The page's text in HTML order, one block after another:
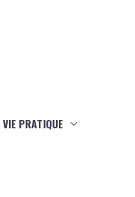
VIE PRATIQUE